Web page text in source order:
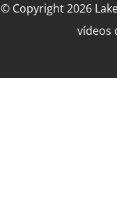
© Copyright 2026
vídeos